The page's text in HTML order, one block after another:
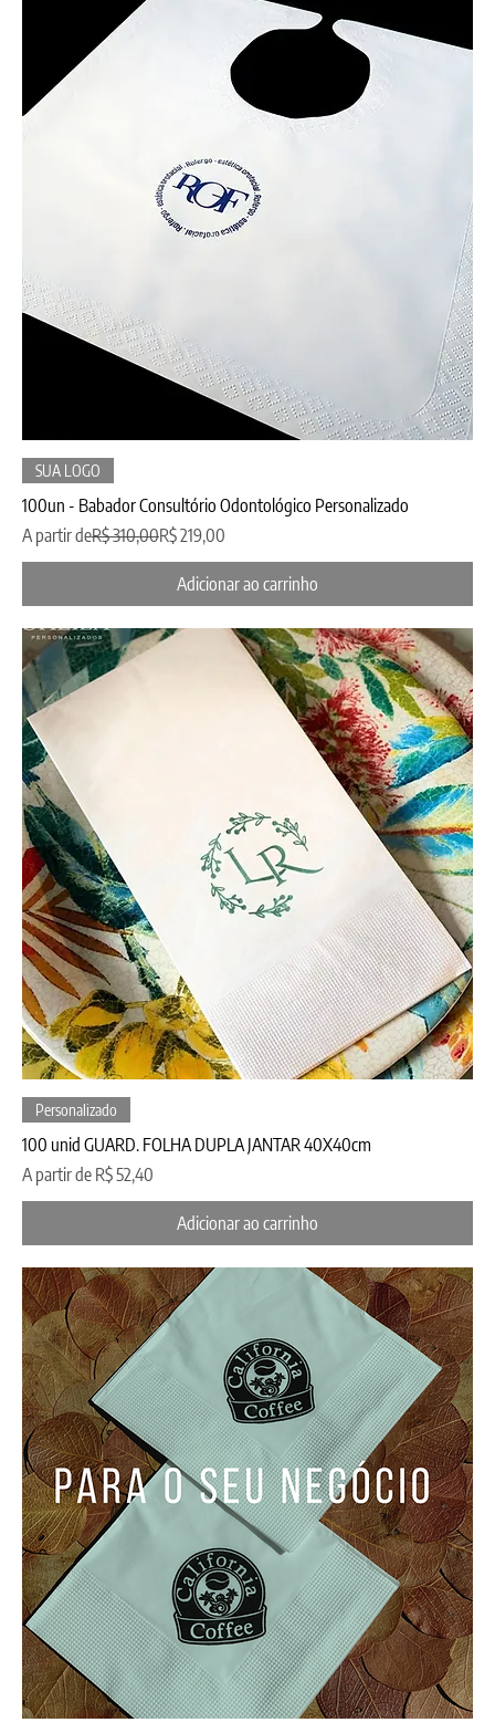
SUA LOGO
100un - Babador Consultório Odontológico Personalizado
A partir de
Preço normalR$ 310,00R$ 219,00
Preço promocional
Adicionar ao carrinho
Personalizado
100 unid GUARD. FOLHA DUPLA JANTAR 40X40cm
A partir de R$ 52,40
Preço promocional
Adicionar ao carrinho